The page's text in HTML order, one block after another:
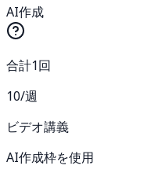
AI作成
合計1回
10/週
ビデオ講義
AI作成枠を使用